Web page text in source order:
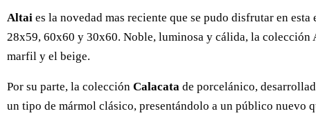
Altai es la novedad mas reciente que se pudo disfrutar en
28x59, 60x60 y 30x60. Noble, luminosa y cálida, la
marfil y el beige.
Por su parte, la colección Calacata de porcelánico,
un tipo de mármol clásico, presentándolo a un público nuevo